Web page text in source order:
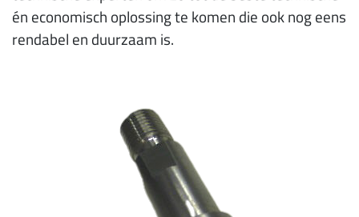
én economisch oplossing te komen die ook nog eens
rendabel en duurzaam is.